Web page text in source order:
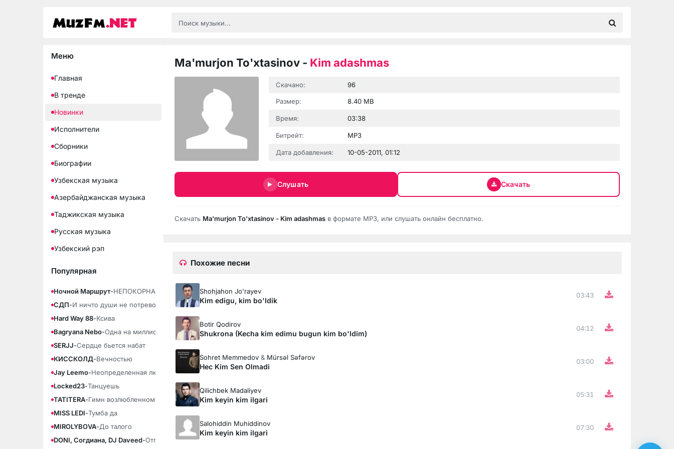
Меню
Главная
В тренде
Новинки
Исполнители
Сборники
Биографии
Узбекская музыка
Азербайджанская музыка
Таджикская музыка
Русская музыка
Узбекский рэп
Популярная
Ночной Маршрут-НЕПОКОРНАЯ
СДП-И ничто души не потревожит
Hard Way 88-Ксива
Bagryana Nebo-Одна на миллион
SERJJ-Сердце бьется набат
КИССКОЛД-Вечностью
Jay Leemo-Неопределенная любовь
Locked23-Танцуешь
TATITERA-Гимн возлюбленному
MISS LEDI-Тумба да
MIROLYBOVA-До талого
DONI, Согдиана, DJ Daveed-Отпускай
Ma'murjon To'xtasinov - Kim adashmas
Скачано: 96
Размер: 8.40 MB
Время: 03:38
Битрейт: MP3
Дата добавления: 10-05-2011, 01:12
Слушать Скачать
Скачать Ma'murjon To'xtasinov - Kim adashmas в формате MP3, или слушать онлайн бесплатно.
Похожие песни
Shohjahon Jo'rayev
Kim edigu, kim bo'ldik
03:43
Botir Qodirov
Shukrona (Kecha kim edimu bugun kim bo'ldim)
04:12
Sohret Memmedov & Mürsəl Səfərov
Hec Kim Sen Olmadi
03:00
Qilichbek Madaliyev
Kim keyin kim ilgari
05:31
Salohiddin Muhiddinov
Kim keyin kim ilgari
07:30